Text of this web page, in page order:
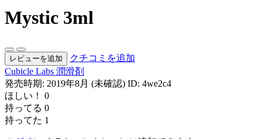
Mystic 3ml
レビューを追加
クチコミを追加
Cubicle Labs 潤滑剤
発売時期: 2019年8月 (未確認) ID: 4we2c4
ほしい！
0
持ってる 0
持ってた 1